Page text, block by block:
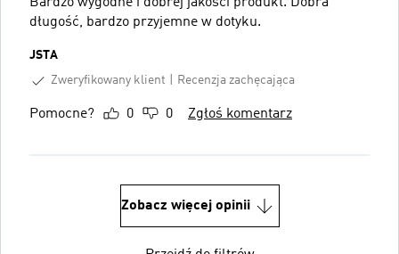
długość, bardzo przyjemne w dotyku.
JSTA
Zweryfikowany klient
Recenzja zachęcająca
Pomocne? 0 0 Zgłoś komentarz
Zobacz więcej opinii